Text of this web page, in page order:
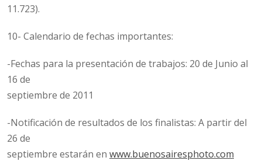
11.723).
10- Calendario de fechas importantes:
-Fechas para la presentación de trabajos: 20 de Junio al
16 de
septiembre de 2011
-Notificación de resultados de los finalistas: A partir del
26 de
septiembre estarán en www.buenosairesphoto.com